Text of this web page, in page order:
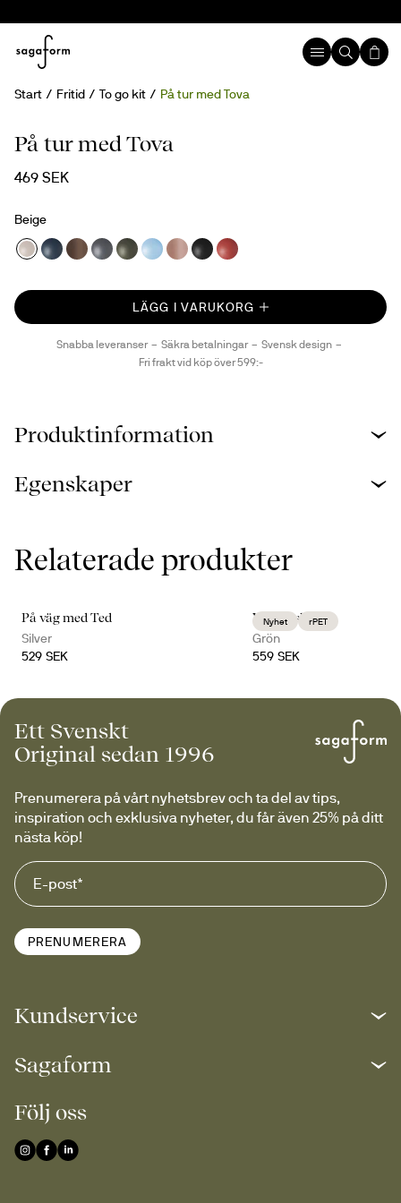
Start Fritid To go kit På tur med Tova
På tur med Tova
469 SEK
Beige
LÄGG I VARUKORG
Snabba leveranser Säkra betalningar
Svensk design
Fri frakt vid köp över 599:-
Produktinformation
Egenskaper
Relaterade produkter
På väg med Ted
Silver
529 SEK
Nyhet rPET
Vide väska
Grön
559 SEK
Ett Svenskt
Original sedan 1996
Prenumerera på vårt nyhetsbrev och ta del av tips,
inspiration och exklusiva nyheter, du får även 25% på ditt
nästa köp!
PRENUMERERA
Kundservice
Sagaform
Följ oss